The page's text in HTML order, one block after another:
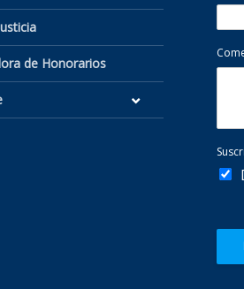
de Honorarios